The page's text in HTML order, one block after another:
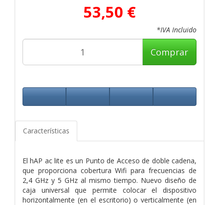
53,50 €
*IVA Incluido
Comprar
Características
El hAP ac lite es un Punto de Acceso de doble cadena,
que proporciona cobertura Wifi para frecuencias de
2,4 GHz y 5 GHz al mismo tiempo. Nuevo diseño de
caja universal que permite colocar el dispositivo
horizontalmente (en el escritorio) o verticalmente (en